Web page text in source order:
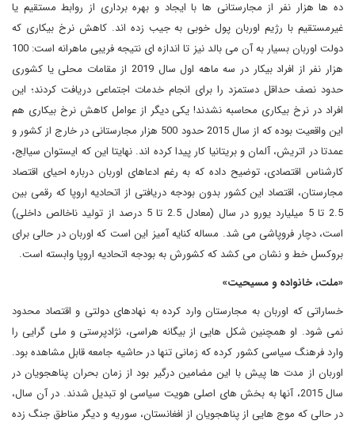
ده ها هزار نفر از مجارستانی ها با ایجاد و بهره برداری از روابط مستقیم یا
غیرمستقیم با رژیم اوربان پول خوبی به جیب زده اند. کاهش نرخ بیکاری که
دولت اوربان بسیار به آن می بالد نیز تا اندازه ای نتیجه فریبی ماهرانه است: 100
هزار نفر از افراد بیکار در سه ماهه اول سال 2019 از مقامات محلی یا کشوری
حدود نصف حداقل دستمزد را برای انجام خدمات اجتماعی دریافت کردند؛ این
افراد در نرخ بیکاری محاسبه نشدند! یکی دیگر از عوامل کاهش نرخ بیکاری هم
این واقعیت بوده که از سال 2015 حدود 500 هزار مجارستانی در خارج از کشور و
عمدتا در اتریش، آلمان و بریتانیا کار پیدا کرده اند. نهایتا این که ایستوان سیالِج،
کارشناس اقتصادی، توضیح داده که به رغم ادعاهای اوربان درباره احیای اقتصاد
مجارستان، اقتصاد این کشور بدون بودجه دریافتی از اتحادیه اروپا که رقمی بین
2.5 تا 5 میلیارد یورو در سال (معادل 2.5 تا 5 درصد از تولید ناخالص داخلی)
است، دچار فروپاشی می شد. مساله کنایه آمیز این است که اوربان در حالی برای
بروکسل خط و نشان می کشد که کشورش به بودجه اتحادیه اروپا وابسته است.
«ملت، خانواده و مسیحیت»
خساراتی که اوربان به مجارستان وارد کرده به نهادهای دولتی و اقتصاد محدود
نمی شود. او همچنین شکل هایی از بیگانه هراسی، نژادپرستی و ملی گرایی را
وارد فرهنگ سیاسی کشور کرده که زمانی تنها در حاشیه جامعه قابل مشاهده بود.
اوربان از مدت ها پیش با این مضامین درگیر بود از زمان بحران پناهجویان در
سال 2015، آنها به بخش های اصلی هویت سیاسی او تبدیل شدند. در آن سال،
در حالی که موج هایی از پناهجویان از افغانستان، سوریه و دیگر مناطق جنگ زده